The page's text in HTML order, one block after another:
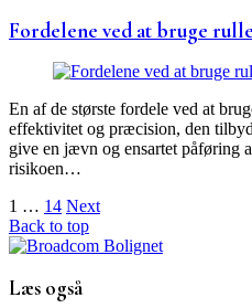
Fordelene ved at bruge
En af de største fordele ved at
effektivitet og præcision, den
give en jævn og ensartet påføring
risikoen…
Navigation
til
1 … 14 Next
Back to top
Læs også